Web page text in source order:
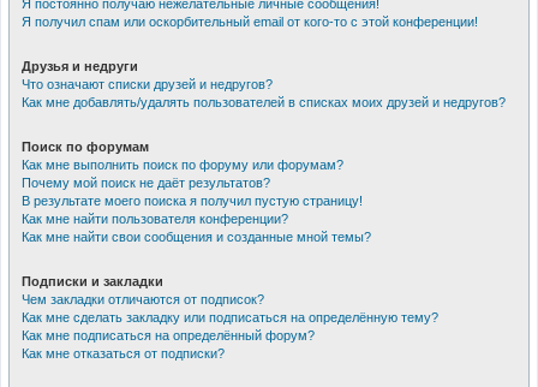
Я постоянно получаю нежелательные личные сообщения!
Я получил спам или оскорбительный email от кого-то с этой конференции!
Друзья и недруги
Что означают списки друзей и недругов?
Как мне добавлять/удалять пользователей в списках моих друзей и недругов?
Поиск по форумам
Как мне выполнить поиск по форуму или форумам?
Почему мой поиск не даёт результатов?
В результате моего поиска я получил пустую страницу!
Как мне найти пользователя конференции?
Как мне найти свои сообщения и созданные мной темы?
Подписки и закладки
Чем закладки отличаются от подписок?
Как мне сделать закладку или подписаться на определённую тему?
Как мне подписаться на определённый форум?
Как мне отказаться от подписки?